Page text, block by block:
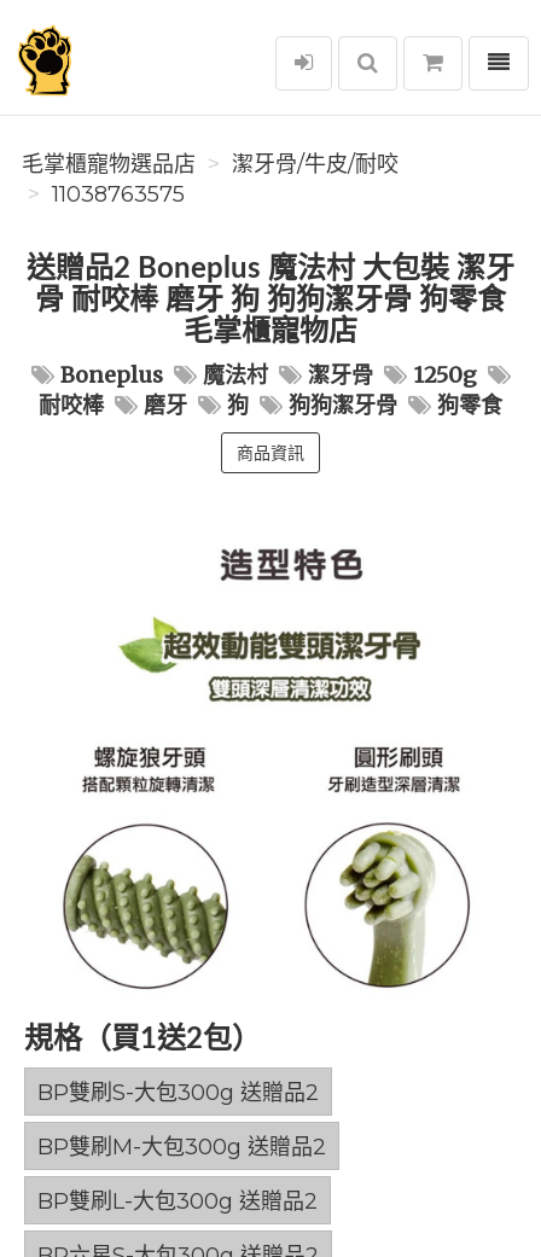
毛掌櫃寵物選品店
選單
毛掌櫃寵物選品店
潔牙骨/牛皮/耐咬
11038763575
送贈品2 Boneplus 魔法村 大包裝 潔牙
骨 耐咬棒 磨牙 狗 狗狗潔牙骨 狗零食
毛掌櫃寵物店
Boneplus 魔法村 潔牙骨
1250g
耐咬棒
磨牙 狗 狗狗潔牙骨 狗零食
商品資訊
規格（買1送2包）
BP雙刷S-大包300g 送贈品2
BP雙刷M-大包300g 送贈品2
BP雙刷L-大包300g 送贈品2